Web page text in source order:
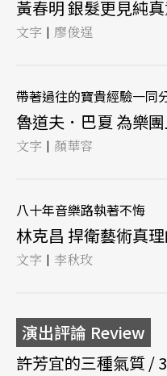
黃春明 銀髮更見純
文字 | 廖俊逞
帶著過往的寶貴經驗一同
魯道夫．巴夏 為樂
文字 | 顏華容
八十年音樂路執著不悔
林克昌 捍衛藝術真
文字 | 李秋玫
演出評論 Review
許芳宜的三種氣質 /